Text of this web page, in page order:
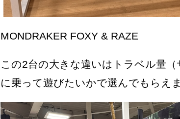
MONDRAKER FOXY & RAZE
この2台の大きな違いはトラベル量
に乗って遊びたいかで選んでもらえま